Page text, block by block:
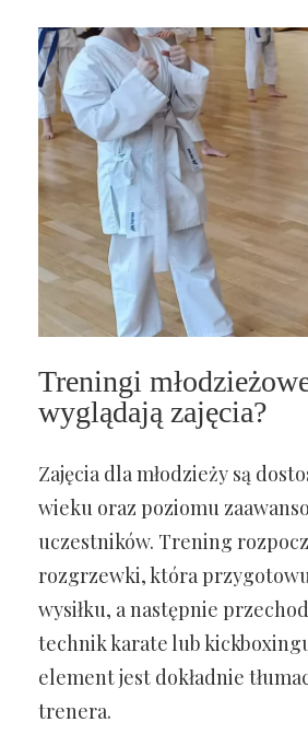
Treningi
wyglądają zajęcia?
Zajęcia dla młodzieży są
wieku oraz poziomu
uczestników. Trening
rozgrzewki, która
wysiłku, a następnie
technik karate lub
element jest dokładnie
trenera.